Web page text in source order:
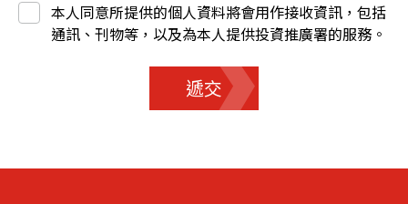
本人同意所提供的個人資料將會用作接收資訊，包括
通訊、刊物等，以及為本人提供投資推廣署的服務。
遞交